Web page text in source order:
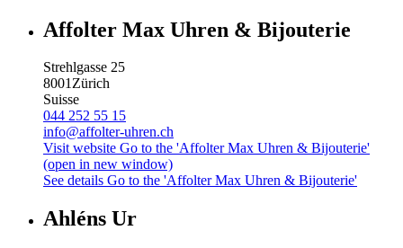
Affolter Max Uhren & Bijouterie
Strehlgasse 25
8001Zürich
Suisse
044 252 55 15
info@affolter-uhren.ch
Visit website Go to the 'Affolter Max Uhren & Bijouterie'
(open in new window)
See details Go to the 'Affolter Max Uhren & Bijouterie'
Ahléns Ur